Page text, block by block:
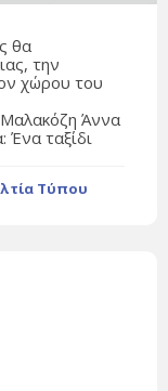
θα
την
χώρου του
Μαλακόζη Άννα
Ένα ταξίδι
Τύπου